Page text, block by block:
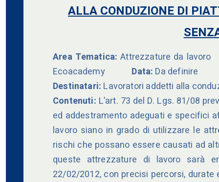
ALLA CONDUZIONE DI
Area Tematica:Attrezzature da
EcoacademyData: Da definire
Destinatari: Lavoratori addetti alla
Contenuti: L’art. 73 del D. Lgs. 81/08
ed addestramento adeguati e specifici
lavoro siano in grado di utilizzare le
rischi che possano essere causati ad
queste attrezzature di lavoro sarà
22/02/2012, con precisi percorsi,